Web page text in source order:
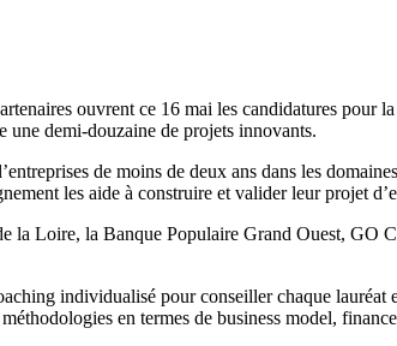
ouvrent ce 16 mai les candidatures
une demi-douzaine de projets innovants.
de moins de deux ans dans les
les aide à construire et valider leur projet
la Loire, la Banque Populaire Grand Ouest,
individualisé pour conseiller chaque
en termes de business model,